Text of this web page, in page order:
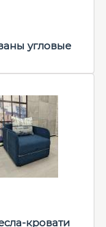
угловые
кровати